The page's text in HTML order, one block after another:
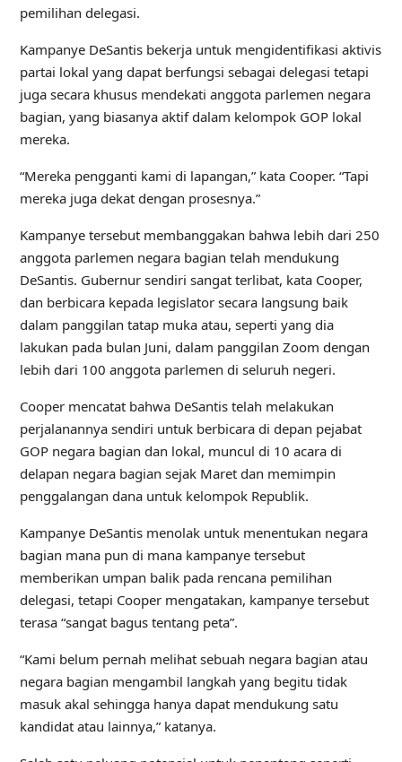
pemilihan delegasi.
Kampanye DeSantis bekerja untuk mengidentifikasi aktivis
partai lokal yang dapat berfungsi sebagai delegasi tetapi
juga secara khusus mendekati anggota parlemen negara
bagian, yang biasanya aktif dalam kelompok GOP lokal
mereka.
“Mereka pengganti kami di lapangan,” kata Cooper. “Tapi
mereka juga dekat dengan prosesnya.”
Kampanye tersebut membanggakan bahwa lebih dari 250
anggota parlemen negara bagian telah mendukung
DeSantis. Gubernur sendiri sangat terlibat, kata Cooper,
dan berbicara kepada legislator secara langsung baik
dalam panggilan tatap muka atau, seperti yang dia
lakukan pada bulan Juni, dalam panggilan Zoom dengan
lebih dari 100 anggota parlemen di seluruh negeri.
Cooper mencatat bahwa DeSantis telah melakukan
perjalanannya sendiri untuk berbicara di depan pejabat
GOP negara bagian dan lokal, muncul di 10 acara di
delapan negara bagian sejak Maret dan memimpin
penggalangan dana untuk kelompok Republik.
Kampanye DeSantis menolak untuk menentukan negara
bagian mana pun di mana kampanye tersebut
memberikan umpan balik pada rencana pemilihan
delegasi, tetapi Cooper mengatakan, kampanye tersebut
terasa “sangat bagus tentang peta”.
“Kami belum pernah melihat sebuah negara bagian atau
negara bagian mengambil langkah yang begitu tidak
masuk akal sehingga hanya dapat mendukung satu
kandidat atau lainnya,” katanya.